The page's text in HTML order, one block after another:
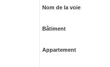
Nom de la voie
Bâtiment
Appartement